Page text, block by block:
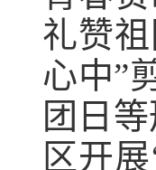
礼赞
心中”
团日
区开